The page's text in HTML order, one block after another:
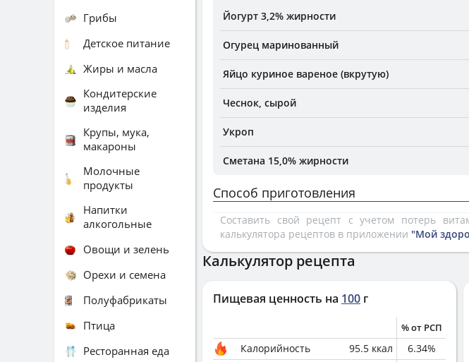
Йогурт 3,2% жирности
Огурец маринованный
Яйцо куриное вареное (вкрутую)
Чеснок, сырой
Укроп
Сметана 15,0% жирности
Способ приготовления
Составить свой рецепт с учетом потерь
калькулятора рецептов в приложении "Мой
Калькулятор рецепта
Пищевая ценность на 100 г
% от РСП
Калорийность 95.5 ккал 6.34%
Грибы
Детское питание
Жиры и масла
Кондитерские
изделия
Крупы, мука,
макароны
Молочные
продукты
Напитки
алкогольные
Овощи и зелень
Орехи и семена
Полуфабрикаты
Птица
Ресторанная еда